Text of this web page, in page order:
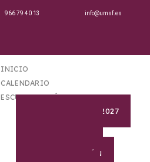
966 79 40 13 info@umsf.es
INICIO
CALENDARIO
ESCUELA DE MÚSICA
MATRICULA 2026-2027
DOCUMENTACIÓN